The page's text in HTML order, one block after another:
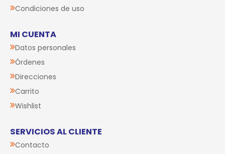
Condiciones de uso
MI CUENTA
Datos personales
Órdenes
Direcciones
Carrito
Wishlist
SERVICIOS AL CLIENTE
Contacto